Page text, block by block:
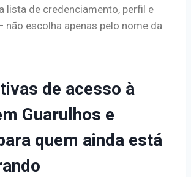
lista de credenciamento, perfil e
não escolha apenas pelo nome da
de acesso à
Guarulhos e
quem ainda está